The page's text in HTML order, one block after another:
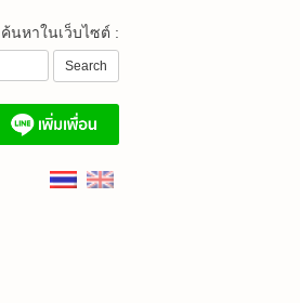
ค้นหาในเว็บไซต์ :